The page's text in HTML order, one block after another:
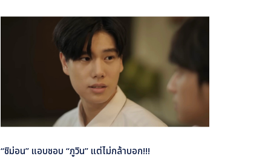
“ชิม่อน” แอบชอบ “ภูวิน” แต่ไม่กล้าบอก!!!